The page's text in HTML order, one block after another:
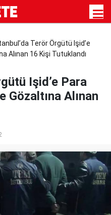
Terör Örgütü Işid’e
Alınan 16 Kişi Tutuklandı
Işid’e Para
Gözaltına Alınan